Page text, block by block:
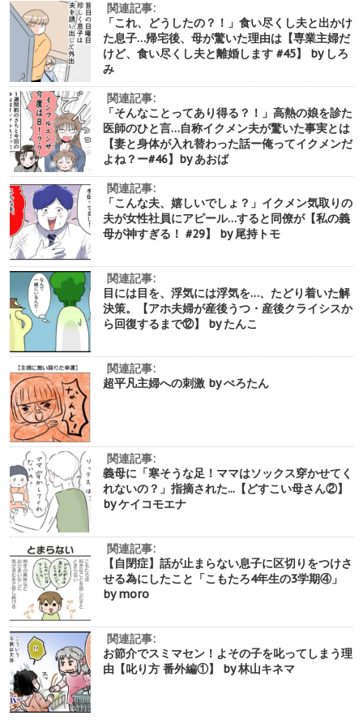
関連記事:
「これ、どうしたの？！」食い尽くし夫と出かけ
た息子…帰宅後、母が驚いた理由は【専業主婦だ
けど、食い尽くし夫と離婚します #45】 by しろ
み
関連記事:
「そんなことってあり得る？！」高熱の娘を診た
医師のひと言…自称イクメン夫が驚いた事実とは
【妻と身体が入れ替わった話ー俺ってイクメンだ
よね？ー#46】by あおば
関連記事:
「こんな夫、嬉しいでしょ？」イクメン気取りの
夫が女性社員にアピール…すると同僚が【私の義
母が神すぎる！ #29】 by 尾持トモ
関連記事:
目には目を、浮気には浮気を…、たどり着いた解
決策。【アホ夫婦が産後うつ・産後クライシスか
ら回復するまで⑫】 by たんこ
関連記事:
超平凡主婦への刺激 by ぺろたん
関連記事:
義母に「寒そうな足！ママはソックス穿かせてく
れないの？」指摘された...【どすこい母さん②】
by ケイコモエナ
関連記事:
【自閉症】話が止まらない息子に区切りをつけさ
せる為にしたこと「こもたろ4年生の3学期④」
by moro
関連記事:
お節介でスミマセン！よその子を叱ってしまう理
由【叱り方 番外編①】 by 林山キネマ